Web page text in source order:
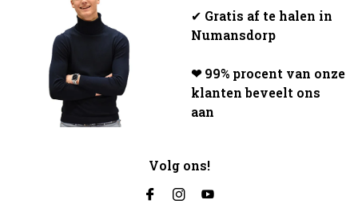
✔ Gratis af te halen in
Numansdorp
❤ 99% procent van onze
klanten beveelt ons
aan
Volg ons!